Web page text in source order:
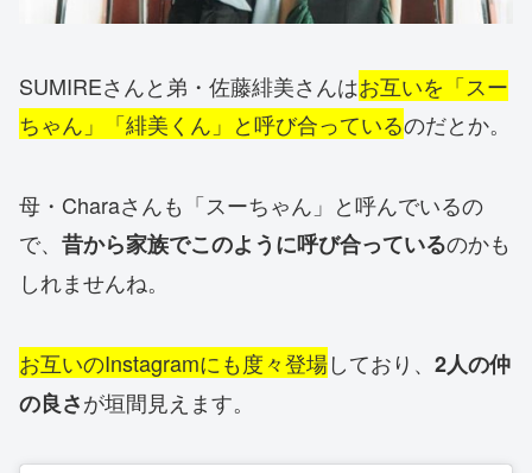
SUMIREさんと弟・佐藤緋美さんはお互いを「スー
ちゃん」「緋美くん」と呼び合っているのだとか。
母・Charaさんも「スーちゃん」と呼んでいるの
で、 昔から家族でこのように呼び合っているのかも
しれませんね。
お互いのInstagramにも度々登場しており、 2人の仲
の良さが垣間見えます。